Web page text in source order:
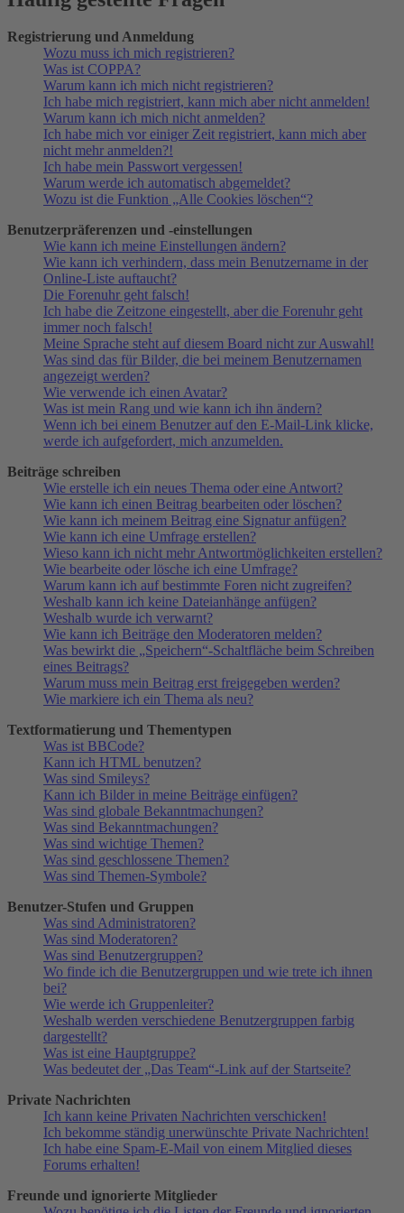
Registrierung und Anmeldung
Wozu muss ich mich registrieren?
Was ist COPPA?
Warum kann ich mich nicht registrieren?
Ich habe mich registriert, kann mich aber nicht anmelden!
Warum kann ich mich nicht anmelden?
Ich habe mich vor einiger Zeit registriert, kann mich aber
nicht mehr anmelden?!
Ich habe mein Passwort vergessen!
Warum werde ich automatisch abgemeldet?
Wozu ist die Funktion „Alle Cookies löschen“?
Benutzerpräferenzen und -einstellungen
Wie kann ich meine Einstellungen ändern?
Wie kann ich verhindern, dass mein Benutzername in der
Online-Liste auftaucht?
Die Forenuhr geht falsch!
Ich habe die Zeitzone eingestellt, aber die Forenuhr geht
immer noch falsch!
Meine Sprache steht auf diesem Board nicht zur Auswahl!
Was sind das für Bilder, die bei meinem Benutzernamen
angezeigt werden?
Wie verwende ich einen Avatar?
Was ist mein Rang und wie kann ich ihn ändern?
Wenn ich bei einem Benutzer auf den E-Mail-Link klicke,
werde ich aufgefordert, mich anzumelden.
Beiträge schreiben
Wie erstelle ich ein neues Thema oder eine Antwort?
Wie kann ich einen Beitrag bearbeiten oder löschen?
Wie kann ich meinem Beitrag eine Signatur anfügen?
Wie kann ich eine Umfrage erstellen?
Wieso kann ich nicht mehr Antwortmöglichkeiten erstellen?
Wie bearbeite oder lösche ich eine Umfrage?
Warum kann ich auf bestimmte Foren nicht zugreifen?
Weshalb kann ich keine Dateianhänge anfügen?
Weshalb wurde ich verwarnt?
Wie kann ich Beiträge den Moderatoren melden?
Was bewirkt die „Speichern“-Schaltfläche beim Schreiben
eines Beitrags?
Warum muss mein Beitrag erst freigegeben werden?
Wie markiere ich ein Thema als neu?
Textformatierung und Thementypen
Was ist BBCode?
Kann ich HTML benutzen?
Was sind Smileys?
Kann ich Bilder in meine Beiträge einfügen?
Was sind globale Bekanntmachungen?
Was sind Bekanntmachungen?
Was sind wichtige Themen?
Was sind geschlossene Themen?
Was sind Themen-Symbole?
Benutzer-Stufen und Gruppen
Was sind Administratoren?
Was sind Moderatoren?
Was sind Benutzergruppen?
Wo finde ich die Benutzergruppen und wie trete ich ihnen
bei?
Wie werde ich Gruppenleiter?
Weshalb werden verschiedene Benutzergruppen farbig
dargestellt?
Was ist eine Hauptgruppe?
Was bedeutet der „Das Team“-Link auf der Startseite?
Private Nachrichten
Ich kann keine Privaten Nachrichten verschicken!
Ich bekomme ständig unerwünschte Private Nachrichten!
Ich habe eine Spam-E-Mail von einem Mitglied dieses
Forums erhalten!
Freunde und ignorierte Mitglieder